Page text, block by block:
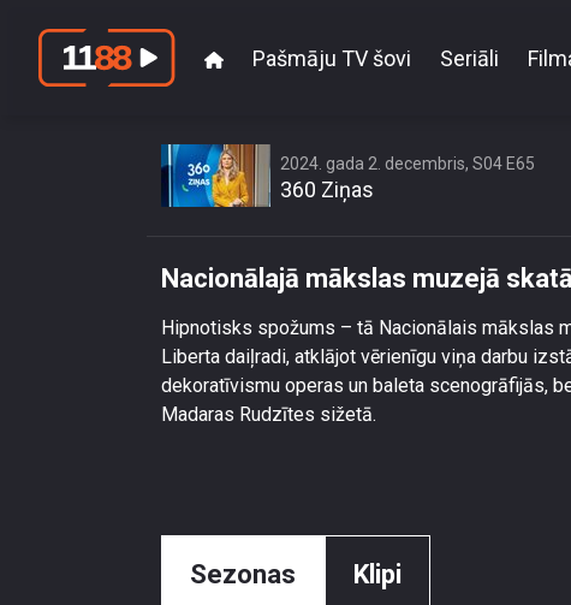
Pašmāju TV šovi Seriāli
2024. gada 2. decembris, S04 E65
360 Ziņas
Nacionālajā mākslas muzejā
Hipnotisks spožums – tā Nacionālais mākslas
Liberta daiļradi, atklājot vērienīgu viņa darbu
dekoratīvismu operas un baleta scenogrāfijās,
Madaras Rudzītes sižetā.
Sezonas Klipi